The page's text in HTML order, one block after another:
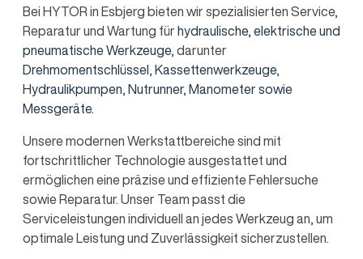
Bei HYTOR in Esbjerg bieten wir spezialisierten Service,
Reparatur und Wartung fürhydraulische, elektrische und
pneumatische Werkzeuge, darunter
Drehmomentschlüssel,Kassettenwerkzeuge,
Hydraulikpumpen,Nutrunner,Manometer sowie
Messgeräte.
Unsere modernen Werkstattbereiche sind mit
fortschrittlicher Technologie ausgestattet und
ermöglichen eine präzise und effiziente Fehlersuche
sowie Reparatur. Unser Team passt die
Serviceleistungen individuell an jedes Werkzeug an, um
optimale Leistung und Zuverlässigkeit sicherzustellen.